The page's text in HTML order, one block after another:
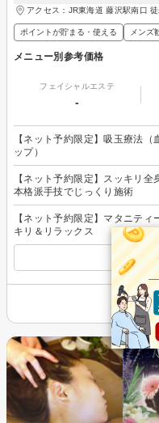
アクセス：JR東海道 藤沢駅南口
ポイントが貯まる・使える メンズ
メニュー別参考価格
フェイシャルエステ
-
【ネット予約限定】吸玉療法
ップ）
【ネット予約限定】スッキリ
本格派手技でじっくり施術
【ネット予約限定】マタニテ
キリ＆リラックス
すべ
その